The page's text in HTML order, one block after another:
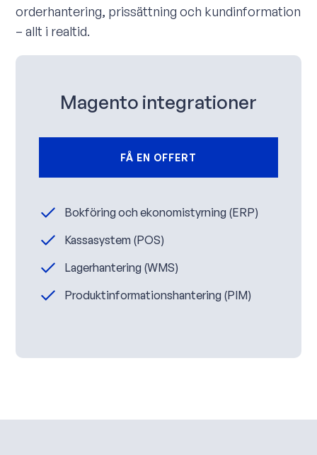
orderhantering, prissättning och kundinformation
– allt i realtid.
Magento integrationer
FÅ EN OFFERT
Bokföring och ekonomistyrning (ERP)
Kassasystem (POS)
Lagerhantering (WMS)
Produktinformationshantering (PIM)